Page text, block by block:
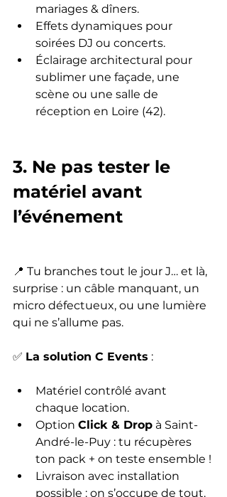
mariages & dîners.
Effets dynamiques pour
soirées DJ ou concerts.
Éclairage architectural pour
sublimer une façade, une
scène ou une salle de
réception en Loire (42).
3. Ne pas tester le
matériel avant
l’événement
📍 Tu branches tout le jour J… et là,
surprise : un câble manquant, un
micro défectueux, ou une lumière
qui ne s’allume pas.
✅ La solution C Events :
Matériel contrôlé avant
chaque location.
Option Click & Drop à Saint-
André-le-Puy : tu récupères
ton pack + on teste ensemble !
Livraison avec installation
possible : on s’occupe de tout.